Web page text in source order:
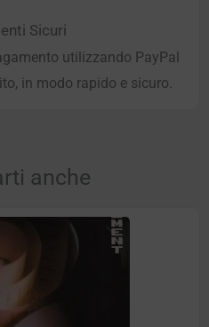
Sicuri
utilizzando PayPal
in modo rapido e sicuro.
anche